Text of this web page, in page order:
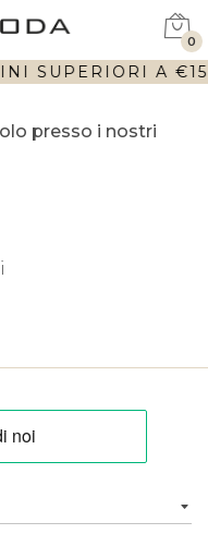
SUPERIORI A
0
presso i nostri